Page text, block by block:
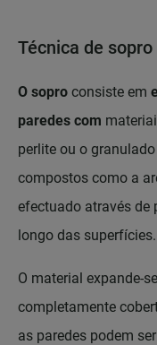
Técnica de sopro
O sopro consiste em
paredes com
perlite ou o
compostos como a
efectuado através de
longo das superfícies.
O material expande-
completamente
as paredes podem